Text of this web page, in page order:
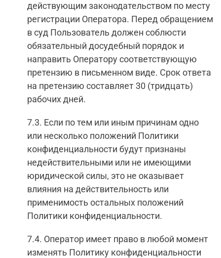
действующим законодательством по месту
регистрации Оператора. Перед обращением
в суд Пользователь должен соблюсти
обязательный досудебный порядок и
направить Оператору соответствующую
претензию в письменном виде. Срок ответа
на претензию составляет 30 (тридцать)
рабочих дней.
7.3. Если по тем или иным причинам одно
или несколько положений Политики
конфиденциальности будут признаны
недействительными или не имеющими
юридической силы, это не оказывает
влияния на действительность или
применимость остальных положений
Политики конфиденциальности.
7.4. Оператор имеет право в любой момент
изменять Политику конфиденциальности